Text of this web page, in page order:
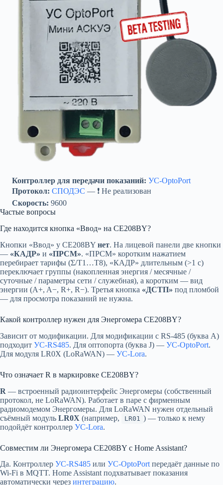
Контроллер для передачи показаний: УС-OptoPort
Протокол: СПОДЭС — ❗ Не реализован
Скорость: 9600
Частые вопросы
Где находится кнопка «Ввод» на CE208BY?
Кнопки «Ввод» у CE208BY нет. На лицевой панели две кнопки
— «КАДР» и «ПРСМ». «ПРСМ» коротким нажатием
перебирает тарифы (Σ/Т1…Т8), «КАДР» длительным (>1 с)
переключает группы (накопленная энергия / месячные /
суточные / параметры сети / служебная), а коротким — вид
энергии (A+, A−, R+, R−). Третья кнопка «ДСТП» под пломбой
— для просмотра показаний не нужна.
Какой контроллер нужен для Энергомера CE208BY?
Зависит от модификации. Для модификации с RS-485 (буква А)
подходит УС-RS485. Для оптопорта (буква J) — УС-OptoPort.
Для модуля LR0X (LoRaWAN) — УС-Lora.
Что означает R в маркировке CE208BY?
R — встроенный радиоинтерфейс Энергомеры (собственный
протокол, не LoRaWAN). Работает в паре с фирменным
радиомодемом Энергомеры. Для LoRaWAN нужен отдельный
съёмный модуль LR0X (например, LR01 ) — только к нему
подойдёт контроллер УС-Lora.
Совместим ли Энергомера CE208BY с Home Assistant?
Да. Контроллер УС-RS485 или УС-OptoPort передаёт данные по
Wi-Fi в MQTT. Home Assistant подхватывает показания
автоматически через интеграцию.